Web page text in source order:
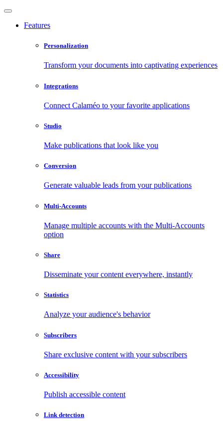
Features
Personalization
Transform your documents into captivating experiences
Integrations
Connect Calaméo to your favorite applications
Studio
Make publications that look like you
Conversion
Generate valuable leads from your publications
Multi-Accounts
Manage multiple accounts with the Multi-Accounts
option
Share
Disseminate your content everywhere, instantly
Statistics
Analyze your audience's behavior
Subscribers
Share exclusive content with your subscribers
Accessibility
Publish accessible content
Link detection